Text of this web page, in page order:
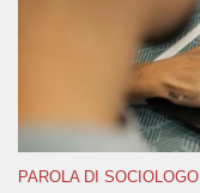
PAROLA DI SOCIOLOGO